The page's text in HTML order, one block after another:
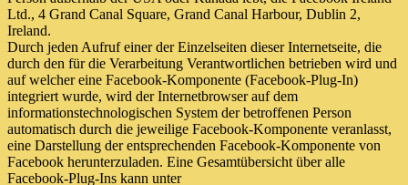
Ltd., 4 Grand Canal Square, Grand Canal Harbour, Dublin 2,
Ireland.
Durch jeden Aufruf einer der Einzelseiten dieser Internetseite, die
durch den für die Verarbeitung Verantwortlichen betrieben wird und
auf welcher eine Facebook-Komponente (Facebook-Plug-In)
integriert wurde, wird der Internetbrowser auf dem
informationstechnologischen System der betroffenen Person
automatisch durch die jeweilige Facebook-Komponente veranlasst,
eine Darstellung der entsprechenden Facebook-Komponente von
Facebook herunterzuladen. Eine Gesamtübersicht über alle
Facebook-Plug-Ins kann unter